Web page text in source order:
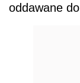
oddawane